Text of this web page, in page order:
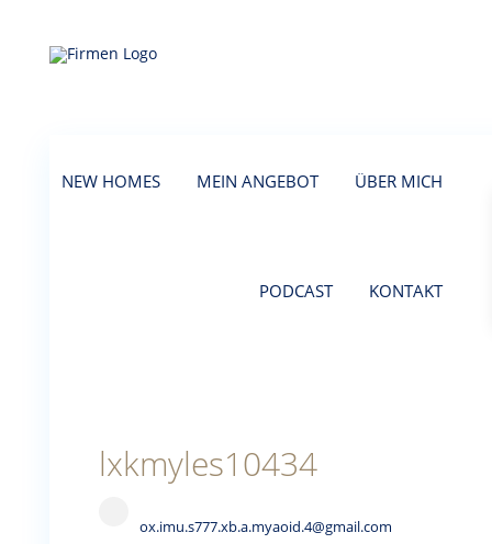
NEW HOMES MEIN ANGEBOT ÜBER MICH
PODCAST KONTAKT
lxkmyles10434
ox.imu.s777.xb.a.myaoid.4@gmail.com